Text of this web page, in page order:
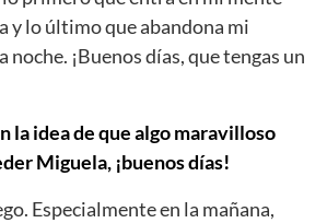
y lo último que abandona mi
noche. ¡Buenos días, que tengas un
la idea de que algo maravilloso
Miguela, ¡buenos días!
Especialmente en la mañana,